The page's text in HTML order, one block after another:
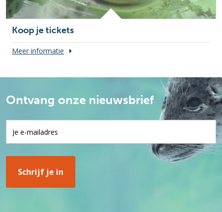
Koop je tickets
Meer informatie
Ontvang onze nieuwsbrief